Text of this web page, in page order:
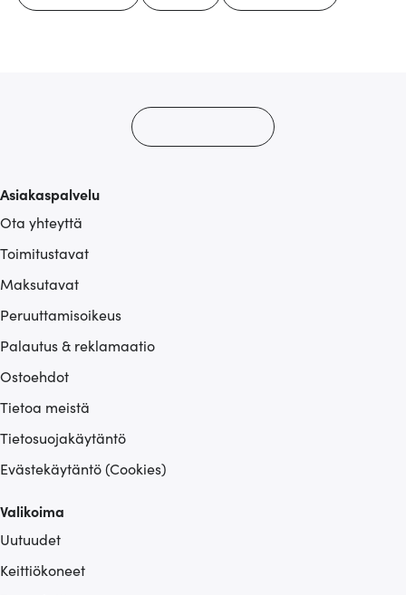
Asiakaspalvelu
Ota yhteyttä
Toimitustavat
Maksutavat
Peruuttamisoikeus
Palautus & reklamaatio
Ostoehdot
Tietoa meistä
Tietosuojakäytäntö
Evästekäytäntö (Cookies)
Valikoima
Uutuudet
Keittiökoneet